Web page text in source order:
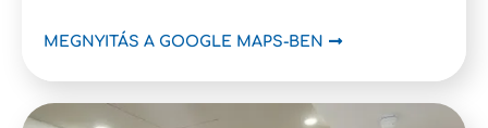
MEGNYITÁS A GOOGLE MAPS-BEN